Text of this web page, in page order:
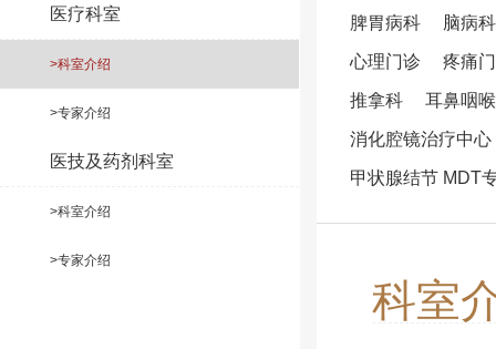
医疗科室
>科室介绍
>专家介绍
医技及药剂科室
>科室介绍
>专家介绍
脾胃病科 脑病科
心理门诊 疼痛
推拿科 耳鼻咽
消化腔镜治疗中心
甲状腺结节 MDT
科室